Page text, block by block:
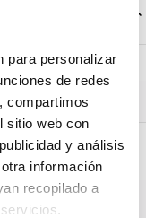
para personalizar
de redes
compartimos
sitio web con
y análisis
información
recopilado a
Descargar
Descargar
3D